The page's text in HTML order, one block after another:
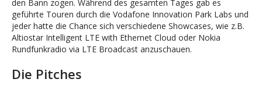
den Bann zogen. Während des gesamten Tages gab es
geführte Touren durch die Vodafone Innovation Park Labs und
jeder hatte die Chance sich verschiedene Showcases, wie z.B.
Altiostar Intelligent LTE with Ethernet Cloud oder Nokia
Rundfunkradio via LTE Broadcast anzuschauen.
Die Pitches